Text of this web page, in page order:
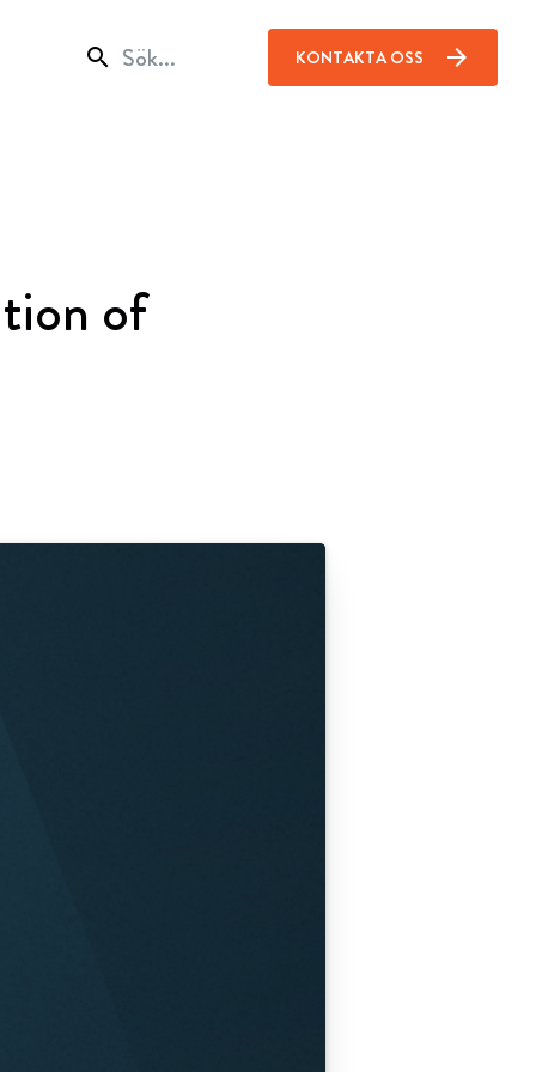
search KONTAKTA OSS arrow_forward
of